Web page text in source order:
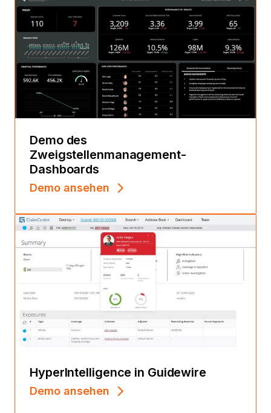
Demo des
Zweigstellenmanagement-
Dashboards
Demo ansehen
HyperIntelligence in Guidewire
Demo ansehen